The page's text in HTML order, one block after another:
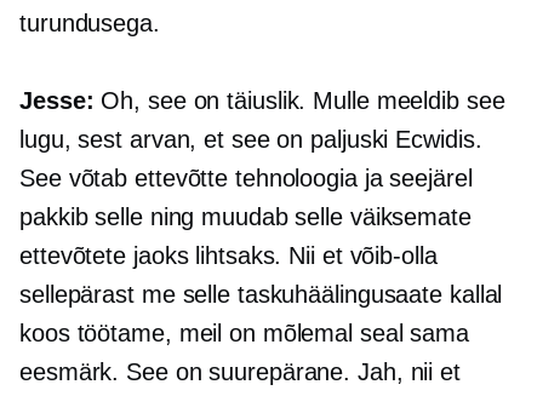
turundusega.
Jesse: Oh, see on täiuslik. Mulle meeldib see
lugu, sest arvan, et see on paljuski Ecwidis.
See võtab ettevõtte tehnoloogia ja seejärel
pakkib selle ning muudab selle väiksemate
ettevõtete jaoks lihtsaks. Nii et võib-olla
sellepärast me selle taskuhäälingusaate kallal
koos töötame, meil on mõlemal seal sama
eesmärk. See on suurepärane. Jah, nii et